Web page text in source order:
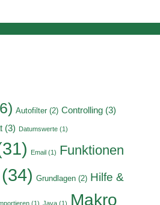
Autofilter (2) Controlling (3)
(3) Datumswerte (1)
Email (1) Funktionen
(34) Grundlagen (2) Hilfe &
(1) Java (1)
Makro